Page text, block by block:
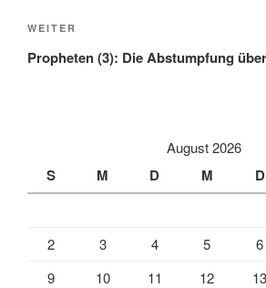
Nächster
Beitrag
WEITER
Propheten (3): Die Abstumpfung
August 2026
S M D M D
2
3 4 5 6
9
10 11 12 13